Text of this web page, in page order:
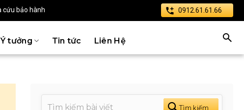
cứu bảo hành 0912.61.61.66
Ý tưởng Tin tức Liên Hệ